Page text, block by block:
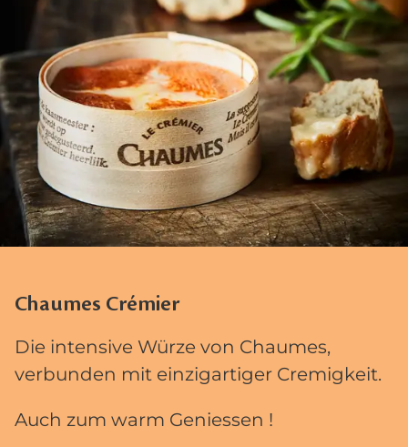
Chaumes Crémier
Die intensive Würze von Chaumes,
verbunden mit einzigartiger Cremigkeit.
Auch zum warm Geniessen !